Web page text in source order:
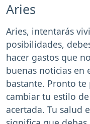
Aries
Aries, intentarás
posibilidades,
hacer gastos que
buenas noticias en
bastante. Pronto
cambiar tu estilo
acertada. Tu salud